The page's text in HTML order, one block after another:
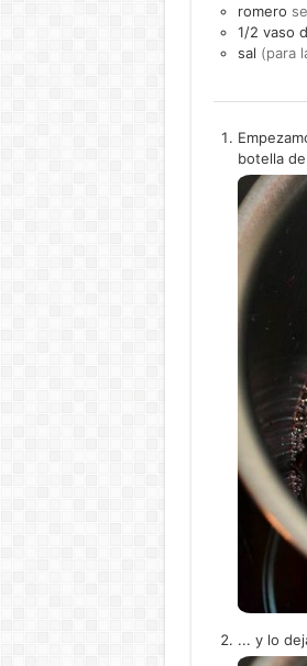
romero
1/2 vaso
sal (para
botella
... y lo